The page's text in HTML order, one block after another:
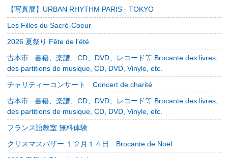
【写真展】URBAN RHYTHM PARIS - TOKYO
Les Filles du Sacré-Coeur
2026 夏祭り Fête de l'été
古本市 : 書籍、楽譜、CD、DVD、レコード等 Brocante des livres,
des partitions de musique, CD, DVD, Vinyle, etc.
チャリティーコンサート Concert de charité
古本市 : 書籍、楽譜、CD、DVD、レコード等 Brocante des livres,
des partitions de musique, CD, DVD, Vinyle, etc.
フランス語教室 無料体験
クリスマスバザー １２月１４日 Brocante de Noël